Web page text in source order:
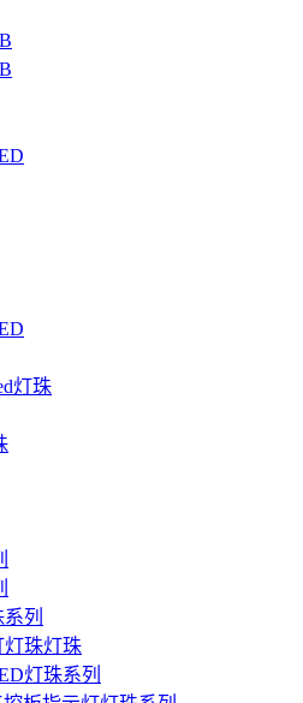
灯珠
列
灯珠灯珠
灯珠系列